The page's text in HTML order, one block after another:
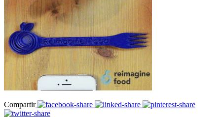
Compartir